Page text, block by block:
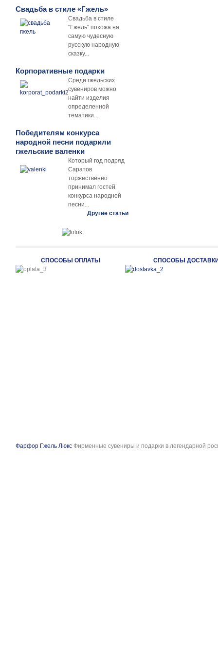
Свадьба в стиле «Гжель»
Свадьба в стиле
"Гжель" похожа на
самую чудесную
русскую народную
сказку...
Корпоративные подарки
Среди гжельских
сувениров можно
найти изделия
определенной
тематики...
Победителям конкурса
народной песни подарили
гжельские валенки
Который год подряд
Саратов
торжественно
принимал гостей
конкурса народной
песни...
Другие статьи
СПОСОБЫ ОПЛАТЫ СПОСОБЫ
Фарфор Гжель Люкс Фирменные сувениры и подарки в легендарной